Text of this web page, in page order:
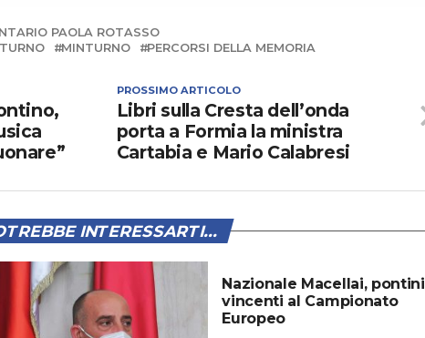
PAOLA ROTASSO
MINTURNO PERCORSI DELLA MEMORIA
PROSSIMO ARTICOLO
Libri sulla Cresta dell’onda
porta a Formia la ministra
Cartabia e Mario Calabresi
INTERESSARTI...
Nazionale Macellai, pontini
vincenti al Campionato
Europeo